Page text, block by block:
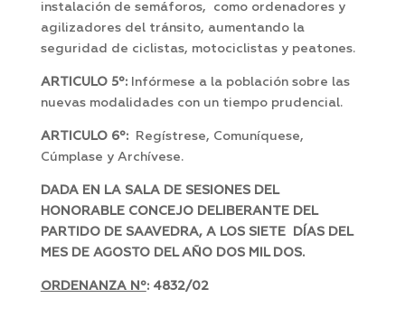
instalación de semáforos, como ordenadores y
agilizadores del tránsito, aumentando la
seguridad de ciclistas, motociclistas y peatones.
ARTICULO 5º:Infórmese a la población sobre las
nuevas modalidades con un tiempo prudencial.
ARTICULO 6º:
Regístrese, Comuníquese,
Cúmplase y Archívese.
DADA EN LA SALA DE SESIONES DEL
HONORABLE CONCEJO DELIBERANTE DEL
PARTIDO DE SAAVEDRA, A LOS SIETE DÍAS DEL
MES DE AGOSTO DEL AÑO DOS MIL DOS.
ORDENANZA Nº: 4832/02